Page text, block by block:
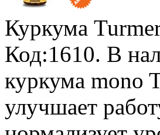
Куркума
Код:1610. В
куркума mono
улучшает